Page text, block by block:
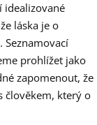
idealizované
láska je o
Seznamovací
prohlížet jako
zapomenout, že
člověkem, který o